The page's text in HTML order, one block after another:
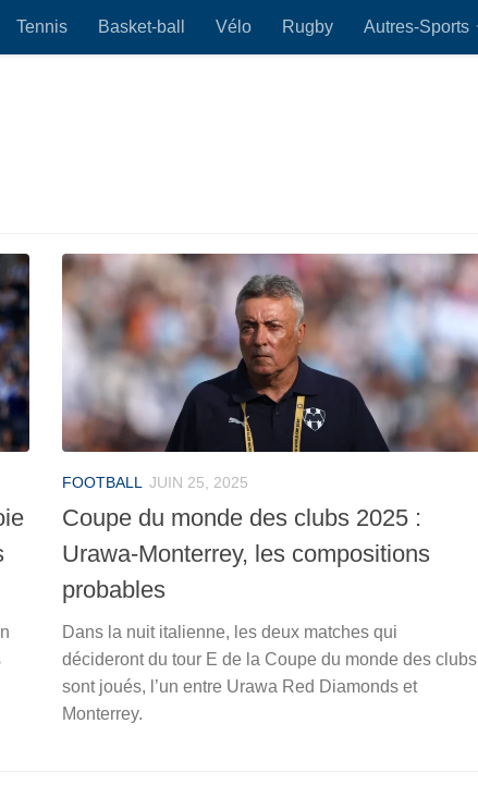
Tennis Basket-ball Vélo Rugby Autres-Sports
FOOTBALL JUIN 25, 2025
Coupe du monde des clubs 2025 :
Urawa-Monterrey, les compositions
probables
Dans la nuit italienne, les deux matches qui
décideront du tour E de la Coupe du monde des clubs
sont joués, l’un entre Urawa Red Diamonds et
Monterrey.